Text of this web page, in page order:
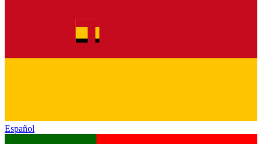
Español